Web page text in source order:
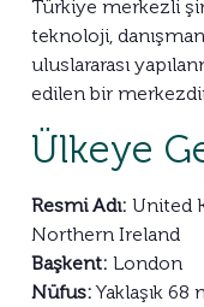
Türkiye merkezli
teknoloji,
uluslararası
edilen bir
Ülkeye
Resmi Adı: United
Northern Ireland
Başkent: London
Nüfus:Yaklaşık 68